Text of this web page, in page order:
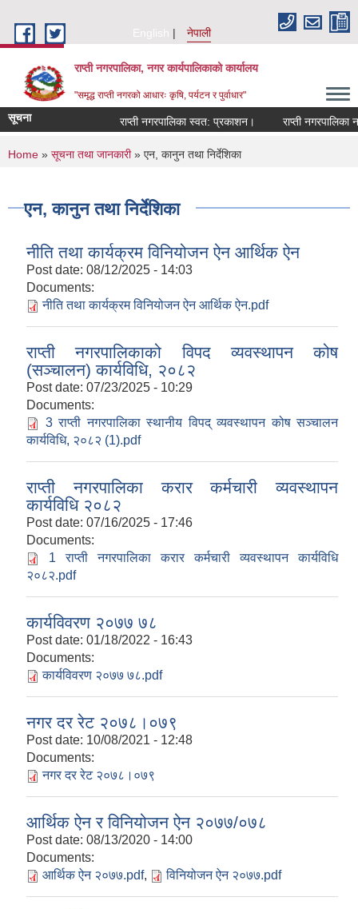
English
नेपाली
राप्ती नगरपालिका, नगर कार्यपालिकाको कार्यालय
"समृद्ध राप्ती नगरको आधारः कृषि, पर्यटन र पुर्वाधार"
सूचना राप्ती नगरपालिका स्वत: प्रकाशन। राप्ती नगरपालिका
You are here
Home » सूचना तथा जानकारी» एन, कानुन तथा निर्देशिका
एन, कानुन तथा निर्देशिका
नीति तथा कार्यक्रम विनियोजन ऐन आर्थिक ऐन
Post date: 08/12/2025 - 14:03
Documents:
नीति तथा कार्यक्रम विनियोजन ऐन आर्थिक ऐन.pdf
राप्ती नगरपालिकाको विपद व्यवस्थापन कोष
(सञ्चालन) कार्यविधि, २०८२
Post date: 07/23/2025 - 10:29
Documents:
3 राप्ती नगरपालिका स्थानीय विपद् व्यवस्थापन कोष सञ्चालन
कार्यविधि, २०८२ (1).pdf
राप्ती नगरपालिका करार कर्मचारी व्यवस्थापन
कार्यविधि २०८२
Post date: 07/16/2025 - 17:46
Documents:
1 राप्ती नगरपालिका करार कर्मचारी व्यवस्थापन कार्यविधि
२०८२.pdf
कार्यविवरण २०७७ ७८
Post date: 01/18/2022 - 16:43
Documents:
कार्यविवरण २०७७ ७८.pdf
नगर दर रेट २०७८।०७९
Post date: 10/08/2021 - 12:48
Documents:
नगर दर रेट २०७८।०७९
आर्थिक ऐन र विनियोजन ऐन २०७७/०७८
Post date: 08/13/2020 - 14:00
Documents:
आर्थिक ऐन २०७७.pdf, विनियोजन ऐन २०७७.pdf